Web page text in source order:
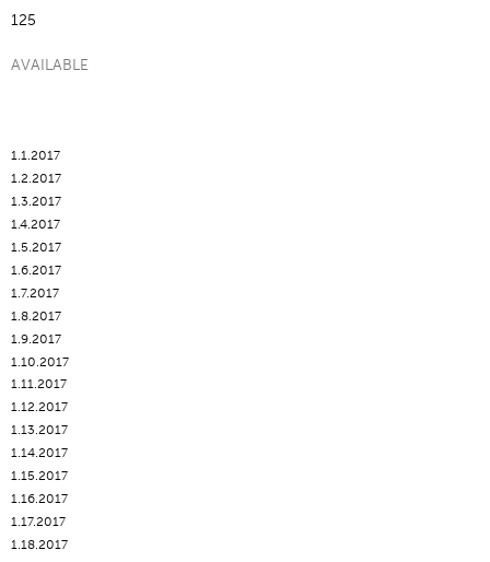
125
AVAILABLE
1.1.2017
1.2.2017
1.3.2017
1.4.2017
1.5.2017
1.6.2017
1.7.2017
1.8.2017
1.9.2017
1.10.2017
1.11.2017
1.12.2017
1.13.2017
1.14.2017
1.15.2017
1.16.2017
1.17.2017
1.18.2017